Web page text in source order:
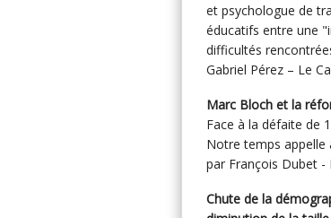
et psychologue de
éducatifs entre une
difficultés
Gabriel Pérez – Le
Marc Bloch et la
Face à la défaite de
Notre temps appelle
par François Dubet -
Chute de la